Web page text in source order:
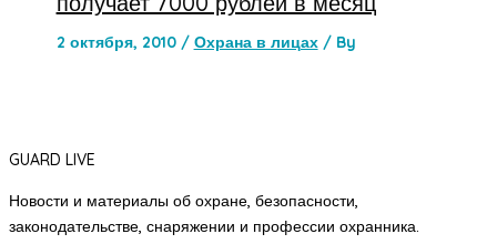
2 октября, 2010 / Охрана в лицах/ By
GUARD LIVE
Новости и материалы об охране, безопасности,
законодательстве, снаряжении и профессии охранника.